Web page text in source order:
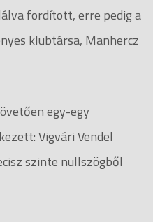
fordított, erre pedig a
klubtársa, Manhercz
egy-egy
Vigvári Vendel
szinte nullszögből